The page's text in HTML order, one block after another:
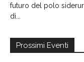
futuro del polo
di...
Prossimi Eventi